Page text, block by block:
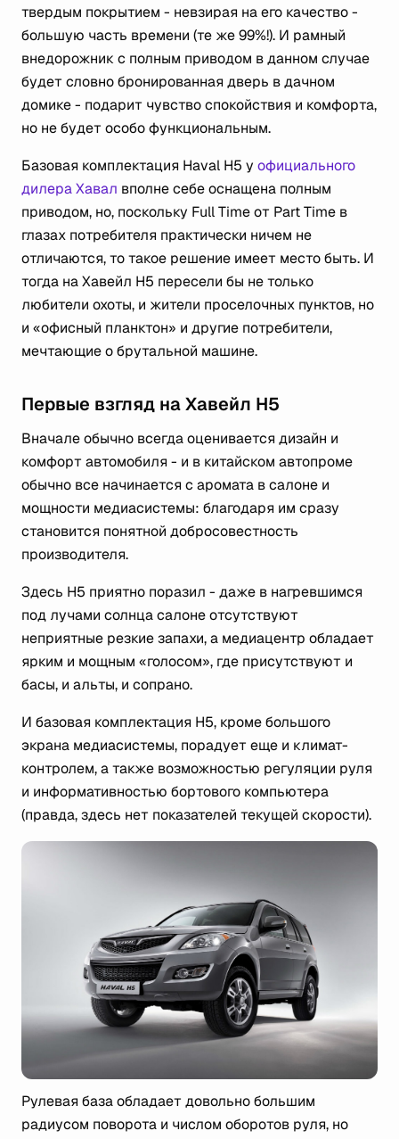
твердым покрытием - невзирая на его качество -
большую часть времени (те же 99%!). И рамный
внедорожник с полным приводом в данном случае
будет словно бронированная дверь в дачном
домике - подарит чувство спокойствия и комфорта,
но не будет особо функциональным.
Базовая комплектация Haval H5 у официального
дилера Хавал вполне себе оснащена полным
приводом, но, поскольку Full Time от Part Time в
глазах потребителя практически ничем не
отличаются, то такое решение имеет место быть. И
тогда на Хавейл Н5 пересели бы не только
любители охоты, и жители проселочных пунктов, но
и «офисный планктон» и другие потребители,
мечтающие о брутальной машине.
Первые взгляд на Хавейл Н5
Вначале обычно всегда оценивается дизайн и
комфорт автомобиля - и в китайском автопроме
обычно все начинается с аромата в салоне и
мощности медиасистемы: благодаря им сразу
становится понятной добросовестность
производителя.
Здесь Н5 приятно поразил - даже в нагревшимся
под лучами солнца салоне отсутствуют
неприятные резкие запахи, а медиацентр обладает
ярким и мощным «голосом», где присутствуют и
басы, и альты, и сопрано.
И базовая комплектация Н5, кроме большого
экрана медиасистемы, порадует еще и климат-
контролем, а также возможностью регуляции руля
и информативностью бортового компьютера
(правда, здесь нет показателей текущей скорости).
Рулевая база обладает довольно большим
радиусом поворота и числом оборотов руля, но